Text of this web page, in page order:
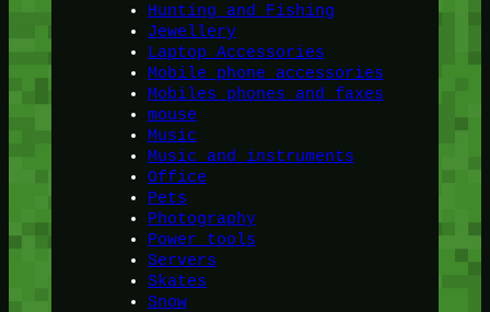
Hunting and Fishing
Jewellery
Laptop Accessories
Mobile phone accessories
Mobiles phones and faxes
mouse
Music
Music and instruments
Office
Pets
Photography
Power tools
Servers
Skates
Snow